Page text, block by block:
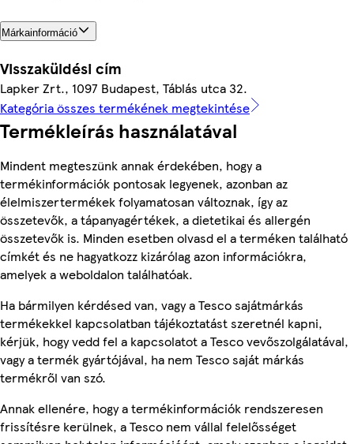
Márkainformáció
Visszaküldési cím
Lapker Zrt., 1097 Budapest, Táblás utca 32.
Kategória összes termékének megtekintése
Termékleírás használatával
Mindent megteszünk annak érdekében, hogy a
termékinformációk pontosak legyenek, azonban az
élelmiszertermékek folyamatosan változnak, így az
összetevők, a tápanyagértékek, a dietetikai és allergén
összetevők is. Minden esetben olvasd el a terméken található
címkét és ne hagyatkozz kizárólag azon információkra,
amelyek a weboldalon találhatóak.
Ha bármilyen kérdésed van, vagy a Tesco sajátmárkás
termékekkel kapcsolatban tájékoztatást szeretnél kapni,
kérjük, hogy vedd fel a kapcsolatot a Tesco vevőszolgálatával,
vagy a termék gyártójával, ha nem Tesco saját márkás
termékről van szó.
Annak ellenére, hogy a termékinformációk rendszeresen
frissítésre kerülnek, a Tesco nem vállal felelősséget